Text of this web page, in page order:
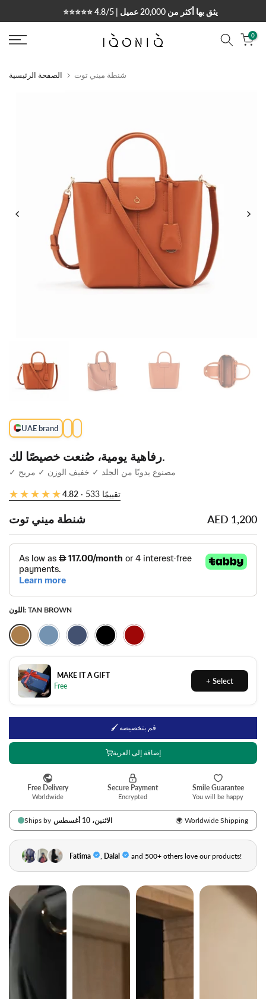
إلى
المحتوى
توصيل إلى جميع أنحاء العالم 🇦🇪🇸🇦🇰🇼🇶🇦
0
الصفحة الرئيسية شنطة ميني توت
رفاهية يومية، صُنعت خصيصًا لك.
✓ مصنوع يدويًا من الجلد ✓ خفيف الوزن ✓ مريح
★★★★★
★★★★★4.82 · 533 تقييمًا
شنطة ميني توت AED 1,200
اللون: TAN BROWN
MAKE IT A GIFT
🖌 قم بتخصيصه
إضافة إلى العربة